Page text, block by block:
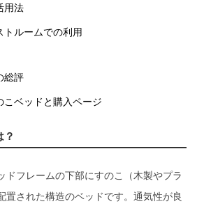
用法
トルームでの利用
総評
こベッドと購入ページ
ドフレームの下部にすのこ（木製やプラ
置された構造のベッドです。通気性が良